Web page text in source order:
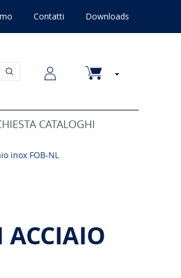
Contatti Downloads
CATALOGHI
inox FOB-NL
ACCIAIO